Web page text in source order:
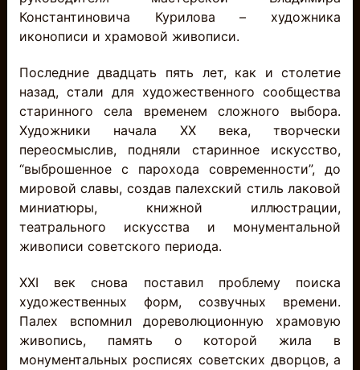
Константиновича Курилова – художника
иконописи и храмовой живописи.
Последние двадцать пять лет, как и столетие
назад, стали для художественного сообщества
старинного села временем сложного выбора.
Художники начала ХХ века, творчески
переосмыслив, подняли старинное искусство,
“выброшенное с парохода современности”, до
мировой славы, создав палехский стиль лаковой
миниатюры, книжной иллюстрации,
театрального искусства и монументальной
живописи советского периода.
ХХI век снова поставил проблему поиска
художественных форм, созвучных времени.
Палех вспомнил дореволюционную храмовую
живопись, память о которой жила в
монументальных росписях советских дворцов, а